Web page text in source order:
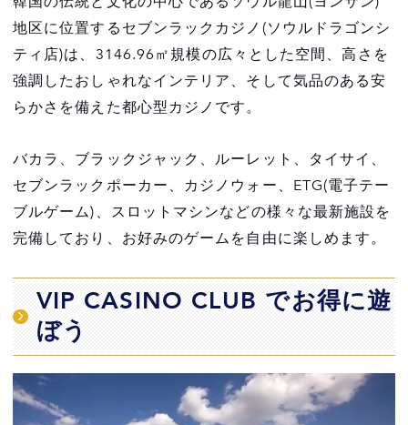
地区に位置するセブンラックカジノ(ソウルドラゴンシ
ティ店)は、3146.96㎡規模の広々とした空間、高さを
強調したおしゃれなインテリア、そして気品のある安
らかさを備えた都心型カジノです。
バカラ、ブラックジャック、ルーレット、タイサイ、
セブンラックポーカー、カジノウォー、ETG(電子テー
ブルゲーム)、スロットマシンなどの様々な最新施設を
完備しており、お好みのゲームを自由に楽しめます。
VIP CASINO CLUB でお得に遊
ぼう